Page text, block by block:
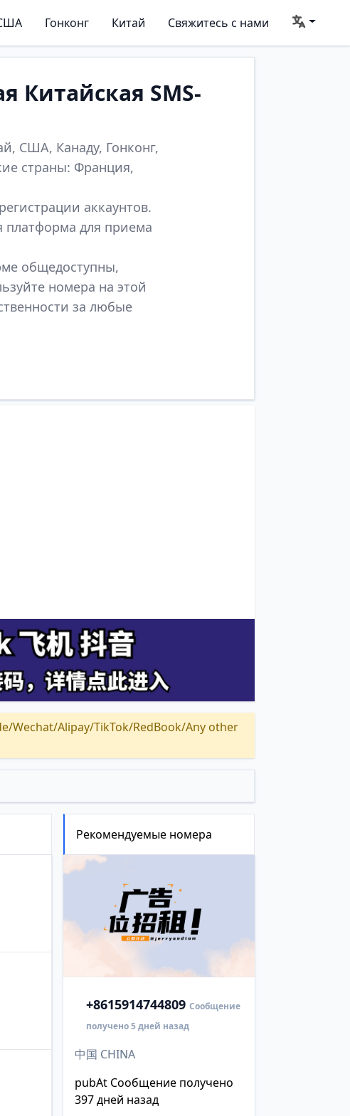
Гонконг Китай Свяжитесь с нами
Китайская SMS-
США, Канаду, Гонконг,
страны: Франция,
аккаунтов.
платформа для приема
общедоступны,
номера на этой
за любые
Wechat/Alipay/TikTok/RedBook/Any other
Рекомендуемые номера
+8615914744809 Сообщение
получено 5 дней назад
中国 CHINA
pubAt Сообщение получено
397 дней назад